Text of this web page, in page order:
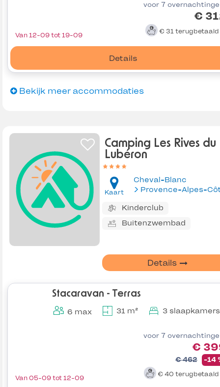
voor 7
€
€ 31 terugbetaald
Details
Van 12-09 tot 19-09
Bekijk meer accommodaties
Camping Les Rives du
Lubéron
Kaart
Cheval-Blanc
Kinderclub
Buitenzwembad
Details
Stacaravan - Terras
6 max 31 m² 3 slaapkamers
voor 7
€
€ 462 -14
€ 40 terugbetaald
Van 05-09 tot 12-09